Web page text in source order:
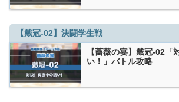
【戴冠-02】決闘学生戦
【薔薇の宴】戴冠-02「
い！」バトル攻略